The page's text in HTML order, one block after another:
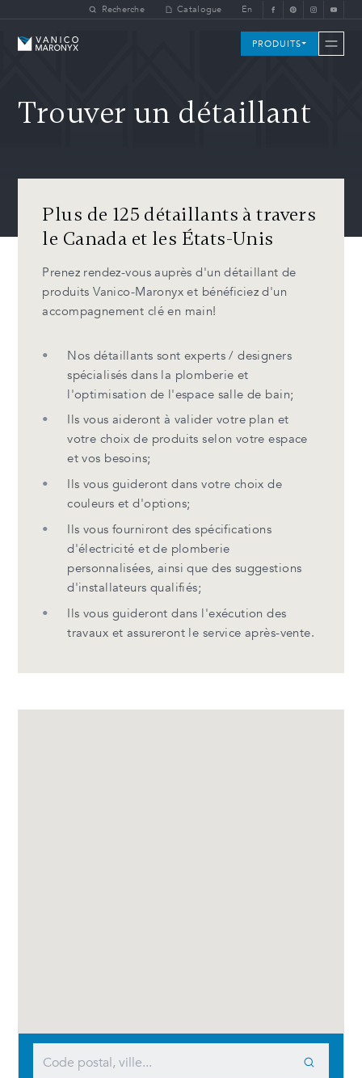
Skip to main contentRecherche Catalogue En
Vanico-Maronyx PRODUITS
Trouver un détaillant
Plus de 125 détaillants à travers
le Canada et les États-Unis
Prenez rendez-vous auprès d'un détaillant de
produits Vanico-Maronyx et bénéficiez d'un
accompagnement clé en main!
Nos détaillants sont experts / designers
spécialisés dans la plomberie et
l'optimisation de l'espace salle de bain;
Ils vous aideront à valider votre plan et
votre choix de produits selon votre espace
et vos besoins;
Ils vous guideront dans votre choix de
couleurs et d'options;
Ils vous fourniront des spécifications
d'électricité et de plomberie
personnalisées, ainsi que des suggestions
d'installateurs qualifiés;
Ils vous guideront dans l'exécution des
travaux et assureront le service après-vente.